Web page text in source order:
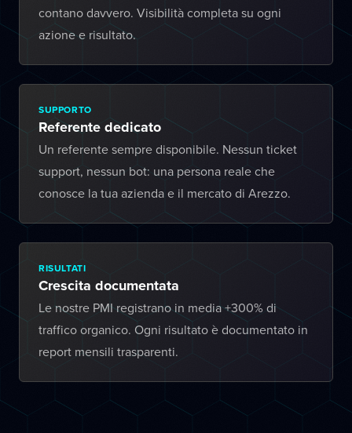
contano davvero. Visibilità completa su ogni
azione e risultato.
SUPPORTO
Referente dedicato
Un referente sempre disponibile. Nessun ticket
support, nessun bot: una persona reale che
conosce la tua azienda e il mercato di Arezzo.
RISULTATI
Crescita documentata
Le nostre PMI registrano in media +300% di
traffico organico. Ogni risultato è documentato in
report mensili trasparenti.